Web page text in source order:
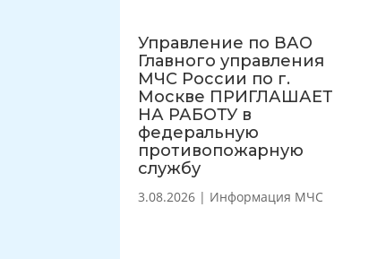
Управление по ВАО
Главного управления
МЧС России по г.
Москве ПРИГЛАШАЕТ
НА РАБОТУ в
федеральную
противопожарную
службу
3.08.2026 | Информация МЧС